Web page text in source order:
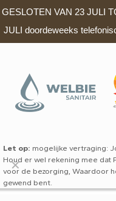
GESLOTEN VAN 23 JULI
JULI doordeweeks
Let op: mogelijke vertraging:
Houd er wel rekening mee
voor de bezorging, Waardoor
gewend bent.
✕